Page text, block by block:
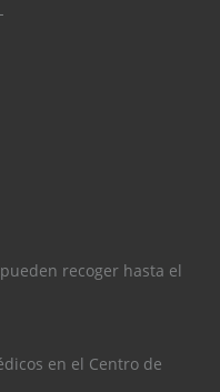
recoger hasta el
en el Centro de